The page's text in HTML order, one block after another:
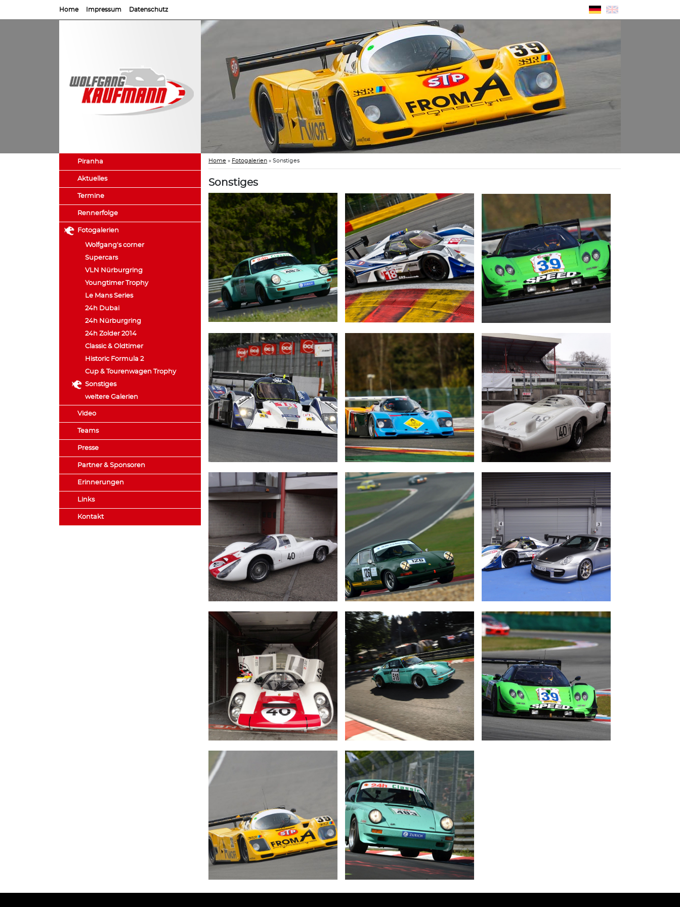
Home Impressum Datenschutz
Piranha
Aktuelles
Termine
Rennerfolge
Fotogalerien
Wolfgang's corner
Supercars
VLN Nürburgring
Youngtimer Trophy
Le Mans Series
24h Dubai
24h Nürburgring
24h Zolder 2014
Classic & Oldtimer
Historic Formula 2
Cup & Tourenwagen Trophy
Sonstiges
weitere Galerien
Video
Teams
Presse
Partner & Sponsoren
Erinnerungen
Links
Kontakt
Home » Fotogalerien » Sonstiges
Sonstiges